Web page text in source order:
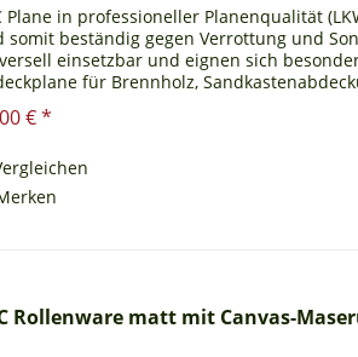
Plane in professioneller Planenqualität
somit beständig gegen Verrottung und
einsetzbar und eignen sich
für Brennholz,
auch ein...
€ *
Rollenware matt mit Canvas-